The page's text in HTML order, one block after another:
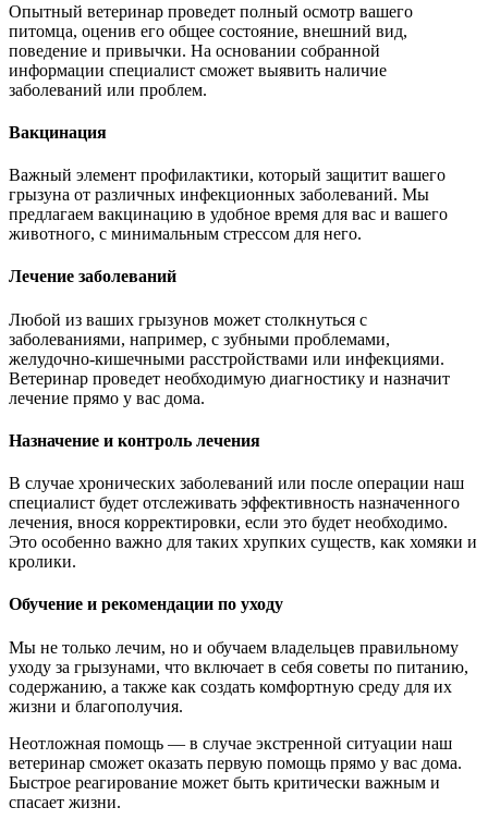
Опытный ветеринар проведет полный осмотр вашего
питомца, оценив его общее состояние, внешний вид,
поведение и привычки. На основании собранной
информации специалист сможет выявить наличие
заболеваний или проблем.
Вакцинация
Важный элемент профилактики, который защитит вашего
грызуна от различных инфекционных заболеваний. Мы
предлагаем вакцинацию в удобное время для вас и вашего
животного, с минимальным стрессом для него.
Лечение заболеваний
Любой из ваших грызунов может столкнуться с
заболеваниями, например, с зубными проблемами,
желудочно-кишечными расстройствами или инфекциями.
Ветеринар проведет необходимую диагностику и назначит
лечение прямо у вас дома.
Назначение и контроль лечения
В случае хронических заболеваний или после операции наш
специалист будет отслеживать эффективность назначенного
лечения, внося корректировки, если это будет необходимо.
Это особенно важно для таких хрупких существ, как хомяки и
кролики.
Обучение и рекомендации по уходу
Мы не только лечим, но и обучаем владельцев правильному
уходу за грызунами, что включает в себя советы по питанию,
содержанию, а также как создать комфортную среду для их
жизни и благополучия.
Неотложная помощь — в случае экстренной ситуации наш
ветеринар сможет оказать первую помощь прямо у вас дома.
Быстрое реагирование может быть критически важным и
спасает жизни.